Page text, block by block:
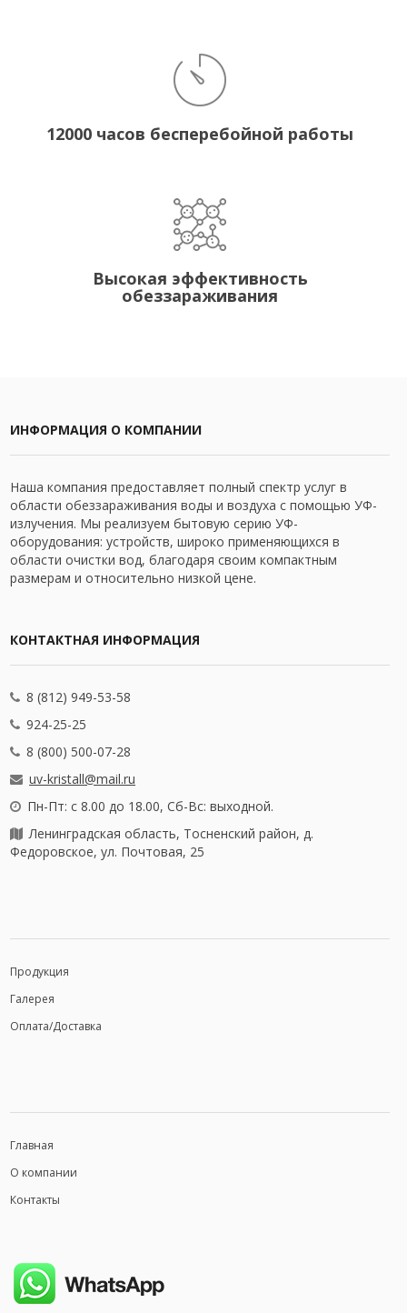
12000 часов бесперебойной работы
Высокая эффективность
обеззараживания
ИНФОРМАЦИЯ О КОМПАНИИ
Наша компания предоставляет полный спектр услуг в
области обеззараживания воды и воздуха с помощью УФ-
излучения. Мы реализуем бытовую серию УФ-
оборудования: устройств, широко применяющихся в
области очистки вод, благодаря своим компактным
размерам и относительно низкой цене.
КОНТАКТНАЯ ИНФОРМАЦИЯ
8 (812) 949-53-58
924-25-25
8 (800) 500-07-28
uv-kristall@mail.ru
Пн-Пт: с 8.00 до 18.00, Сб-Вс: выходной.
Ленинградская область, Тосненский район, д.
Федоровское, ул. Почтовая, 25
Продукция
Галерея
Оплата/Доставка
Главная
О компании
Контакты